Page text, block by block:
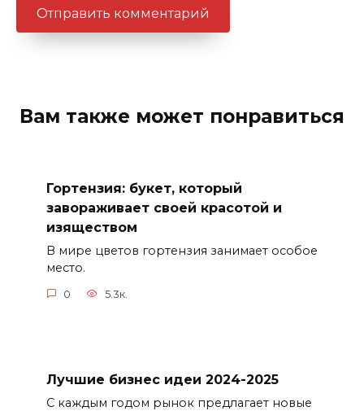
Вам также может понравиться
Гортензия: букет, который
завораживает своей красотой и
изяществом
В мире цветов гортензия занимает особое
место.
0 5.3к.
Лучшие бизнес идеи 2024-2025
С каждым годом рынок предлагает новые